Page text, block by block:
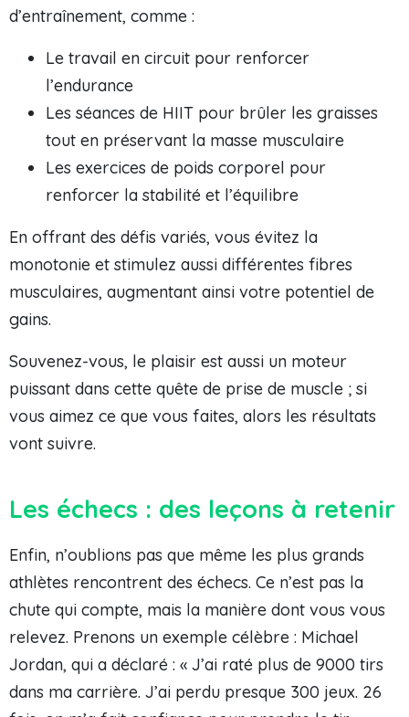
d’entraînement, comme :
Le travail en circuit pour renforcer
l’endurance
Les séances de HIIT pour brûler les graisses
tout en préservant la masse musculaire
Les exercices de poids corporel pour
renforcer la stabilité et l’équilibre
En offrant des défis variés, vous évitez la
monotonie et stimulez aussi différentes fibres
musculaires, augmentant ainsi votre potentiel de
gains.
Souvenez-vous, le plaisir est aussi un moteur
puissant dans cette quête de prise de muscle ; si
vous aimez ce que vous faites, alors les résultats
vont suivre.
Les échecs : des leçons à retenir
Enfin, n’oublions pas que même les plus grands
athlètes rencontrent des échecs. Ce n’est pas la
chute qui compte, mais la manière dont vous vous
relevez. Prenons un exemple célèbre : Michael
Jordan, qui a déclaré : « J’ai raté plus de 9000 tirs
dans ma carrière. J’ai perdu presque 300 jeux. 26